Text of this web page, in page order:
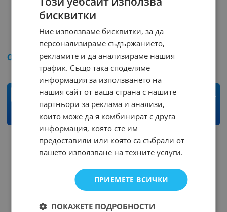
Куплунг 5.08 ZZS-04F
Арт.№: 40920
0.10 / 0.20 лв.
бр.
КУПИ
Куплунг 2.50 NX-02F
Арт.№: 40829
0.06 € / 0.12
бр.
КУПИ
бисквитки
Ние използваме бисквитки, за да
персонализираме съдържанието,
рекламите и да анализираме нашия
трафик. Също така споделяме
информация за използването на
нашия сайт от ваша страна с нашите
партньори за реклама и анализи,
които може да я комбинират с друга
информация, която сте им
предоставили или която са събрали от
вашето използване на техните услуги.
ПРИЕМЕТЕ ВСИЧКИ
ПОКАЖЕТЕ ПОДРОБНОСТИ